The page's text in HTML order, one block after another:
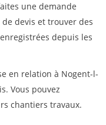
une demande
devis et trouver des
depuis les
en relation à Nogent-l-
Vous pouvez
chantiers travaux.